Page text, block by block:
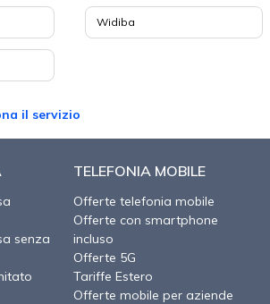
Widiba
il servizio
senza
TELEFONIA MOBILE
Offerte telefonia mobile
Offerte con smartphone
incluso
Offerte 5G
Tariffe Estero
Offerte mobile per aziende